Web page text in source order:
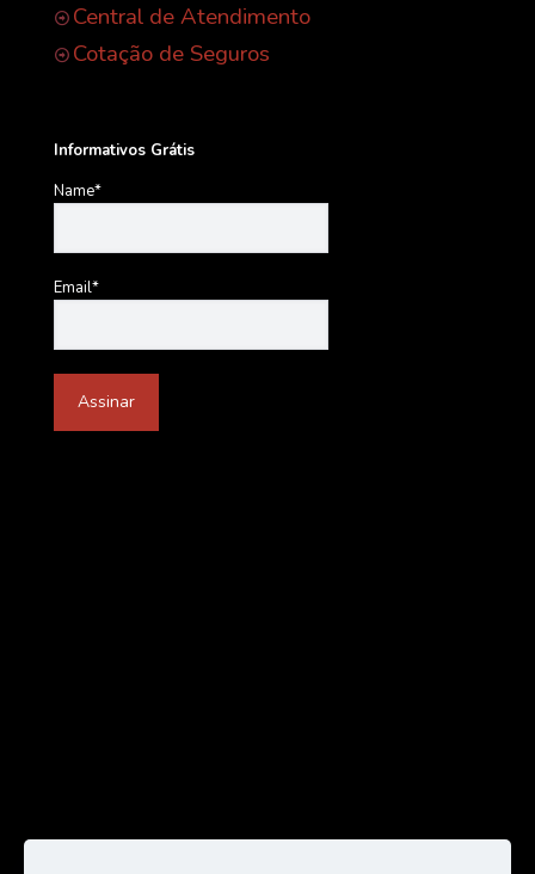
Central de Atendimento
Cotação de Seguros
Informativos Grátis
Name*
Email*